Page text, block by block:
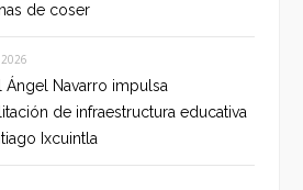
de coser
Ángel Navarro impulsa
de infraestructura educativa
Ixcuintla